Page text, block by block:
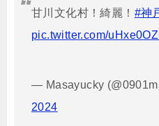
甘川文化村！綺麗！ #神
pic.twitter.com/
— Masayucky
2024